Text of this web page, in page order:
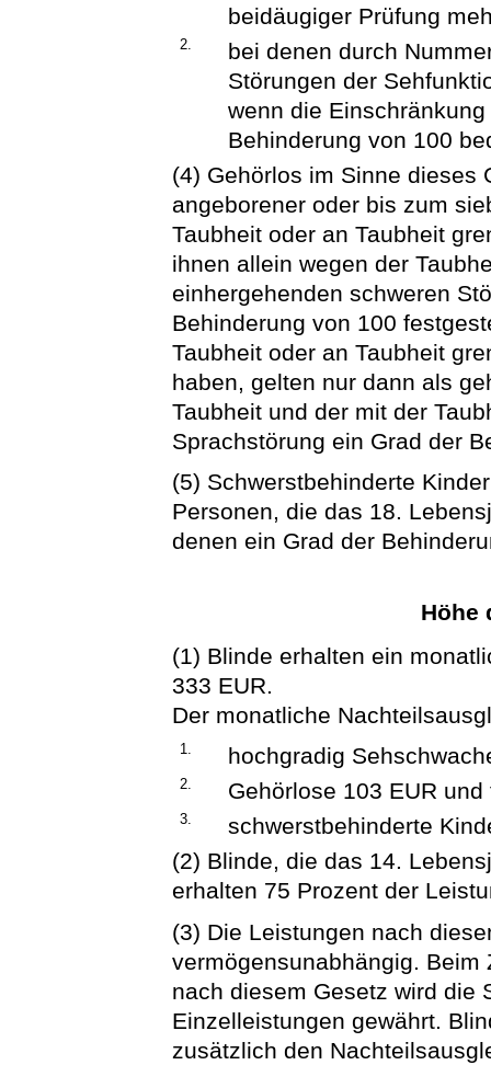
beidäugiger Prüfung
2.
bei denen durch
Störungen der
wenn die
Behinderung von 100
(4) Gehörlos im Sinne dieses
angeborener oder bis zum
Taubheit oder an Taubheit
ihnen allein wegen der
einhergehenden schweren
Behinderung von 100
Taubheit oder an Taubheit
haben, gelten nur dann als
Taubheit und der mit der
Sprachstörung ein Grad der
(5) Schwerstbehinderte
Personen, die das 18.
denen ein Grad der
Höhe
(1) Blinde erhalten ein
333 EUR.
Der monatliche
1. hochgradig
2. Gehörlose 103 EUR und
3.
schwerstbehinderte
(2) Blinde, die das 14.
erhalten 75 Prozent der
(3) Die Leistungen nach
vermögensunabhängig. Beim
nach diesem Gesetz wird die
Einzelleistungen gewährt.
zusätzlich den